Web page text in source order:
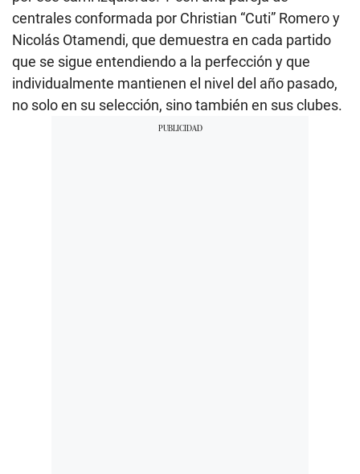
centrales conformada por Christian “Cuti” Romero y
Nicolás Otamendi, que demuestra en cada partido
que se sigue entendiendo a la perfección y que
individualmente mantienen el nivel del año pasado,
no solo en su selección, sino también en sus clubes.